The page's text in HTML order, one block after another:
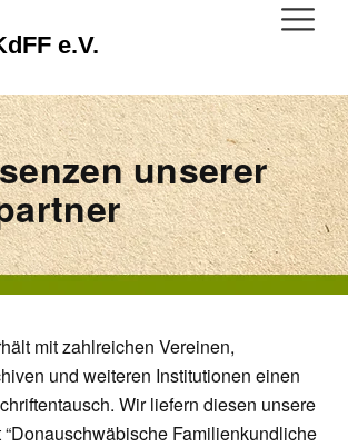
e.V.
unserer
mit zahlreichen Vereinen,
und weiteren Institutionen einen
Wir liefern diesen unsere
Familienkundliche